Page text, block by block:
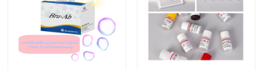
VR Show
ELISA Test Kit